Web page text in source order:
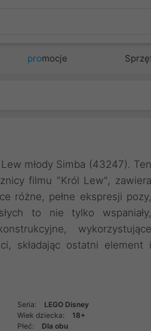
promocje
młody Simba (43247). Ten
filmu "Król Lew", zawiera
różne, pełne ekspresji pozy,
to nie tylko wspaniały,
wykorzystujące
składając ostatni element i
Seria:
LEGO Disney
Wiek dziecka:
18+
Płeć:
Dla obu